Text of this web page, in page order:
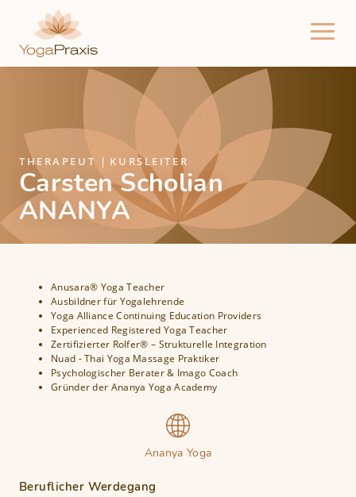
u
n
i
THERAPEUT KURSLEITER
Carsten Scholian
ANANYA
Anusara® Yoga Teacher
Ausbildner für Yogalehrende
Yoga Alliance Continuing Education Providers
Experienced Registered Yoga Teacher
Zertifizierter Rolfer® – Strukturelle Integration
Nuad - Thai Yoga Massage Praktiker
Psychologischer Berater & Imago Coach
Gründer der Ananya Yoga Academy
Ananya Yoga
Beruflicher Werdegang